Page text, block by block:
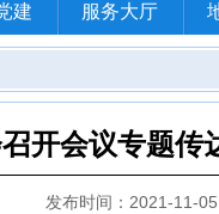
建 服务大厅
开会议专题
发布时间：2021-11-